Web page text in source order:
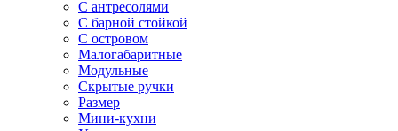
С антресолями
С барной стойкой
С островом
Малогабаритные
Модульные
Скрытые ручки
Размер
Мини-кухни